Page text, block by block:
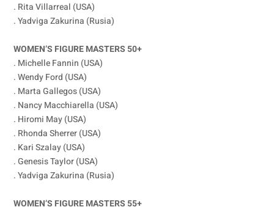
. Rita Villarreal (USA)
. Yadviga Zakurina (Rusia)
WOMEN’S FIGURE MASTERS 50+
. Michelle Fannin (USA)
. Wendy Ford (USA)
. Marta Gallegos (USA)
. Nancy Macchiarella (USA)
. Hiromi May (USA)
. Rhonda Sherrer (USA)
. Kari Szalay (USA)
. Genesis Taylor (USA)
. Yadviga Zakurina (Rusia)
WOMEN’S FIGURE MASTERS 55+